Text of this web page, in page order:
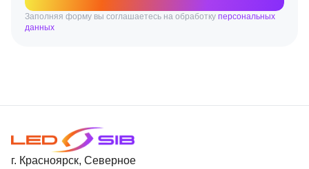
Заполняя форму вы соглашаетесь на обработку персональных
данных
г. Красноярск, Северное